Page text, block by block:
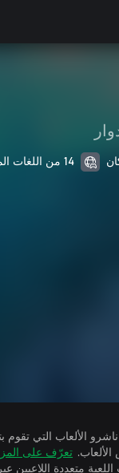
14 من اللغات المدعمة
تعرّف على